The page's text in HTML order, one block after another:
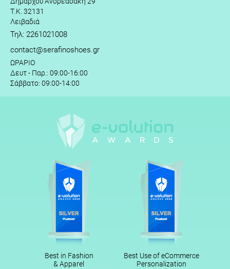
Τ.Κ. 32131
Λειβαδιά
Τηλ: 2261021008
contact@serafinoshoes.gr
ΩΡΑΡΙΟ
Δευτ - Παρ.: 09:00-16:00
Σάββατο: 09:00-14:00
Best in Fashion
& Apparel
Best Use of eCommerce
Personalization